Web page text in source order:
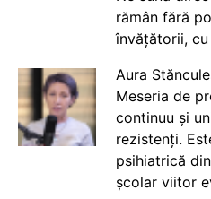
rămân fără
învățătorii,
Aura
Meseria de
continuu și
rezistenți.
psihiatrică
școlar viitor